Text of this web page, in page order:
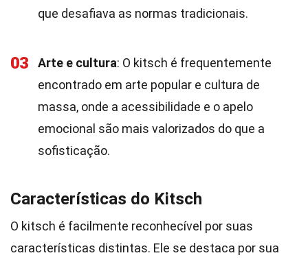
que desafiava as normas tradicionais.
03 Arte e cultura: O kitsch é frequentemente
encontrado em arte popular e cultura de
massa, onde a acessibilidade e o apelo
emocional são mais valorizados do que a
sofisticação.
Características do Kitsch
O kitsch é facilmente reconhecível por suas
características distintas. Ele se destaca por sua